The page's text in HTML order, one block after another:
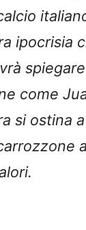
ipocrisia
come
si ostina